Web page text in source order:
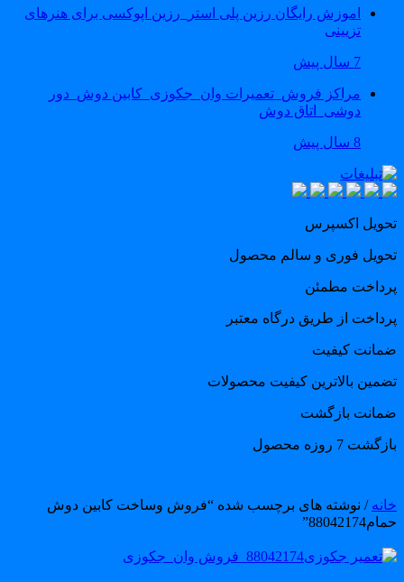
اموزش رایگان رزین پلی استر_رزین اپوکسی برای هنرهای
تزیینی
مراکز فروش_تعمیرات وان_جکوزی_کابین دوش_دور
دوشی_اتاق دوش
اکسپرس
فوری و سالم محصول
مطمئن
از طریق درگاه معتبر
کیفیت
بالاترین کیفیت محصولات
بازگشت
7 روزه محصول
/ نوشته های برچسب شده “فروش وساخت کابین دوش